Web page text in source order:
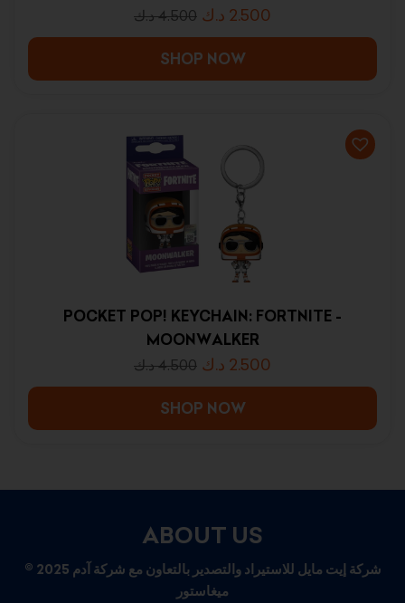
4.500 د.ك 2.500 د.ك
SHOP NOW
POCKET POP! KEYCHAIN: FORTNITE -
MOONWALKER
4.500 د.ك 2.500 د.ك
SHOP NOW
ABOUT US
© 2025 شركة إيت مايل للاستيراد والتصدير بالتعاون مع شركة آدم
ميغاستور